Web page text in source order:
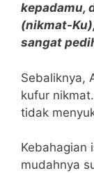
kepadamu,
(nikmat-
sangat
Sebaliknya,
kufur
tidak
Kebahagian
mudahnya